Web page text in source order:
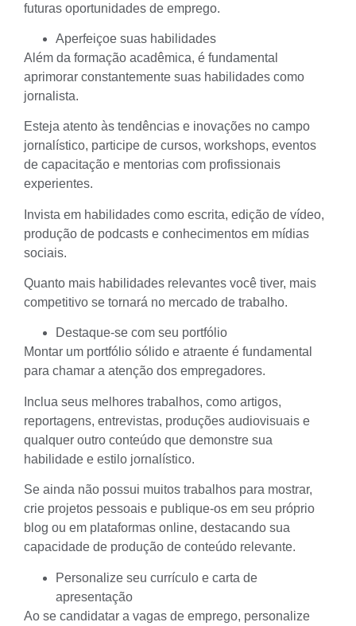
futuras oportunidades de emprego.
Aperfeiçoe suas habilidades
Além da formação acadêmica, é fundamental
aprimorar constantemente suas habilidades como
jornalista.
Esteja atento às tendências e inovações no campo
jornalístico, participe de cursos, workshops, eventos
de capacitação e mentorias com profissionais
experientes.
Invista em habilidades como escrita, edição de vídeo,
produção de podcasts e conhecimentos em mídias
sociais.
Quanto mais habilidades relevantes você tiver, mais
competitivo se tornará no mercado de trabalho.
Destaque-se com seu portfólio
Montar um portfólio sólido e atraente é fundamental
para chamar a atenção dos empregadores.
Inclua seus melhores trabalhos, como artigos,
reportagens, entrevistas, produções audiovisuais e
qualquer outro conteúdo que demonstre sua
habilidade e estilo jornalístico.
Se ainda não possui muitos trabalhos para mostrar,
crie projetos pessoais e publique-os em seu próprio
blog ou em plataformas online, destacando sua
capacidade de produção de conteúdo relevante.
Personalize seu currículo e carta de
apresentação
Ao se candidatar a vagas de emprego, personalize